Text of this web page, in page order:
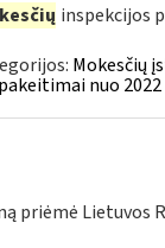
inspekcijos
Mokesčių
nuo 2022
priėmė Lietuvos